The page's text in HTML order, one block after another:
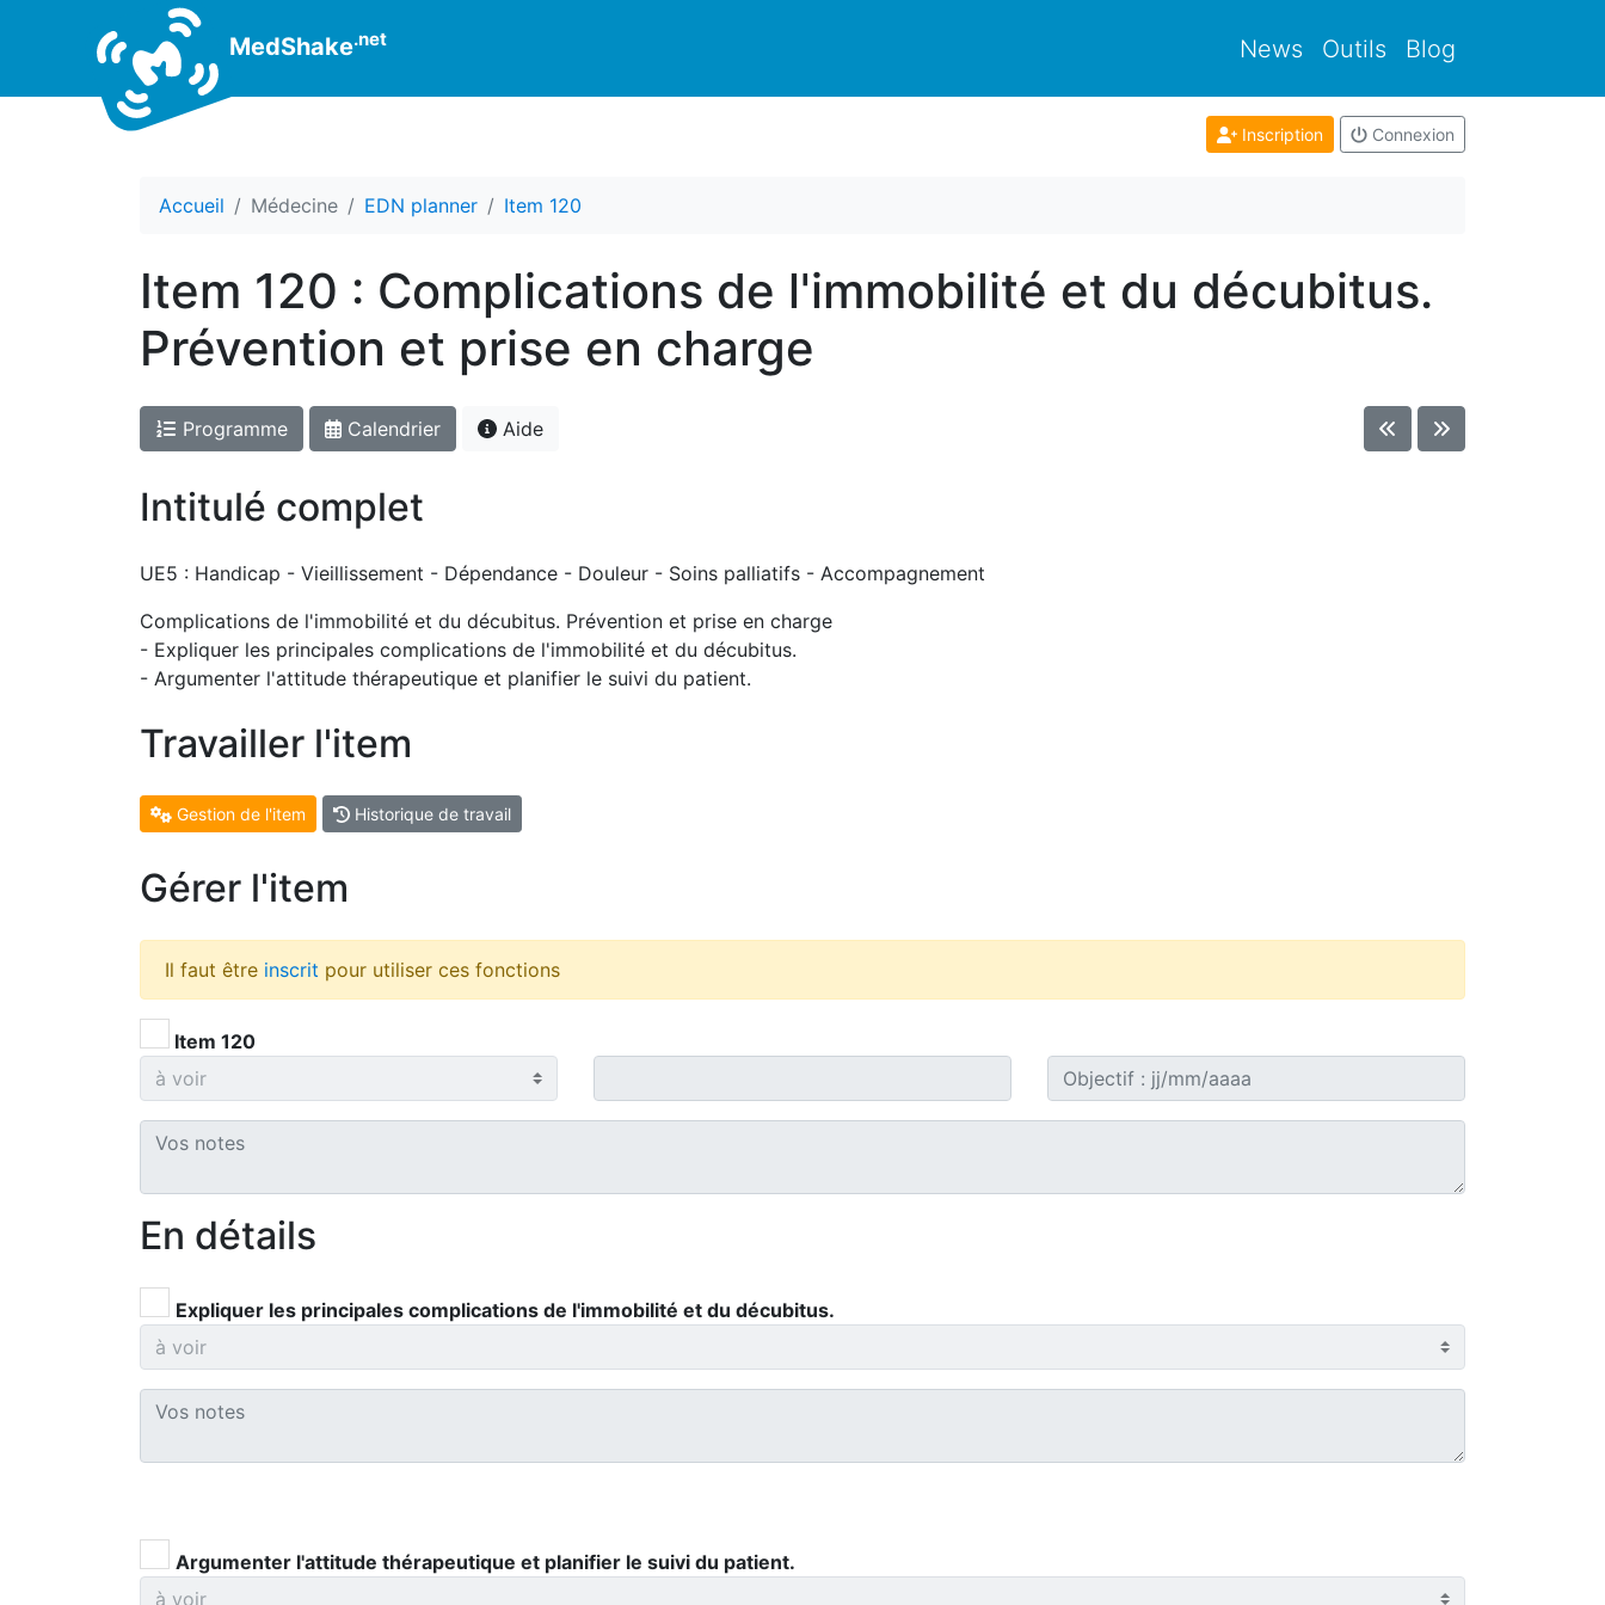
MedShake.net News Outils Blog
Inscription Connexion
Accueil Médecine EDN planner Item 120
Item 120 : Complications de l'immobilité et du décubitus.
Prévention et prise en charge
Programme Calendrier Aide
Intitulé complet
UE5 : Handicap - Vieillissement - Dépendance - Douleur - Soins palliatifs - Accompagnement
Complications de l'immobilité et du décubitus. Prévention et prise en charge
- Expliquer les principales complications de l'immobilité et du décubitus.
- Argumenter l'attitude thérapeutique et planifier le suivi du patient.
Travailler l'item
Gestion de l'item Historique de travail
Gérer l'item
Il faut être inscrit pour utiliser ces fonctions
Item 120
En détails
Expliquer les principales complications de l'immobilité et du décubitus.
Argumenter l'attitude thérapeutique et planifier le suivi du patient.